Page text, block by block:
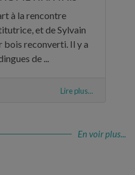
à la rencontre
et de Sylvain
bois reconverti. Il y a
de ...
Lire plus...
En voir plus...